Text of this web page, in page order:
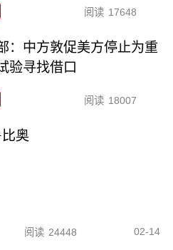
阅读 17648
：中方敦促美方停止为重
验寻找借口
阅读 18007
奥
阅读 24448 02-14